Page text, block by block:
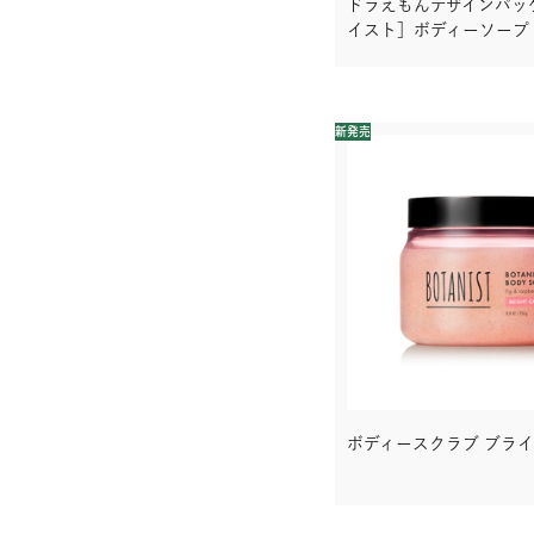
ドラえもんデザインパ
イスト］ボディーソープ
新発売
ボディースクラブ ブラ